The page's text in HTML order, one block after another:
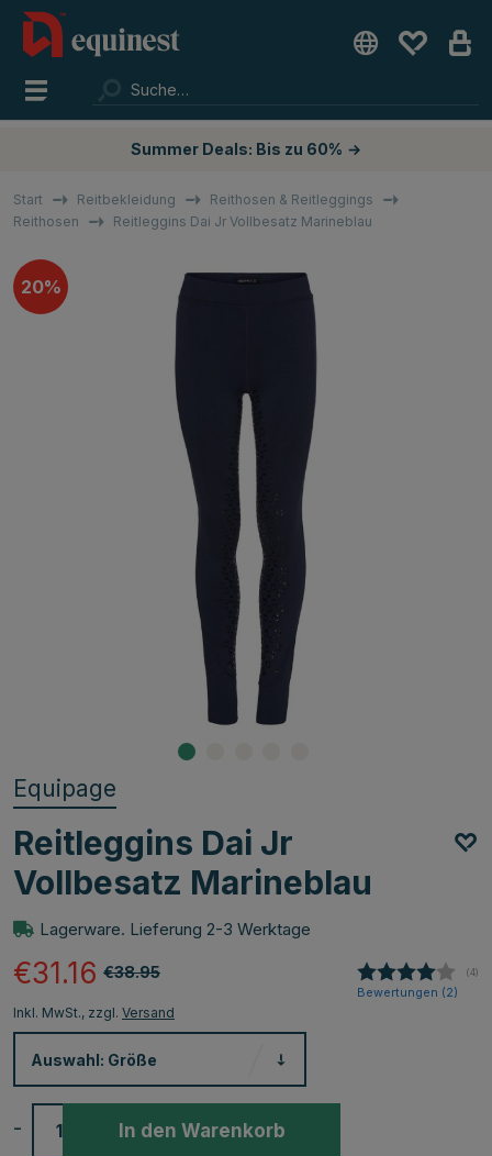
Summer Deals: Bis zu 60% →
Start Reitbekleidung
Reithosen & Reitleggings
Reithosen
Reitleggins Dai Jr Vollbesatz Marineblau
20%
Equipage
Reitleggins Dai Jr
Vollbesatz Marineblau
Lagerware. Lieferung 2-3 Werktage
€38.95
€31.16 (4)
Bewertungen (2)
Inkl. MwSt., zzgl. Versand
Auswahl: Größe
- In den Warenkorb